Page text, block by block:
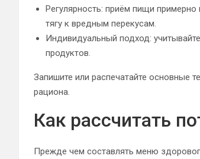
Регулярность: приём пищи
тягу к вредным перекусам.
Индивидуальный подход:
продуктов.
Запишите или распечатайте основные
рациона.
Как рассчитать
Прежде чем составлять меню